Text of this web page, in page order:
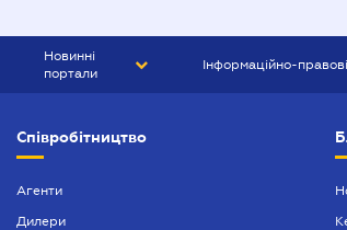
Новинні
портали
БІЗНЕС
Інформаційно-
БУХГАЛТЕР ПРОФ
Співробітництво
Агенти
Дилери